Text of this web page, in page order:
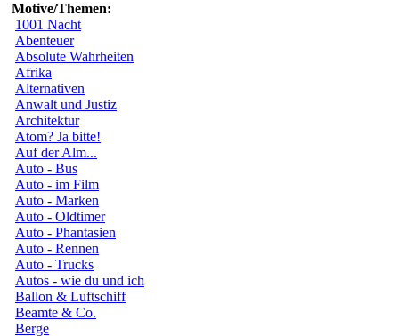
Motive/Themen:
1001 Nacht
Abenteuer
Absolute Wahrheiten
Afrika
Alternativen
Anwalt und Justiz
Architektur
Atom? Ja bitte!
Auf der Alm...
Auto - Bus
Auto - im Film
Auto - Marken
Auto - Oldtimer
Auto - Phantasien
Auto - Rennen
Auto - Trucks
Autos - wie du und ich
Ballon & Luftschiff
Beamte & Co.
Berge